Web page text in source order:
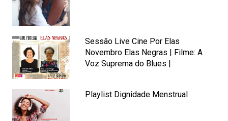
Sessão Live Cine Por Elas
Novembro Elas Negras | Filme: A
Voz Suprema do Blues |
Playlist Dignidade Menstrual